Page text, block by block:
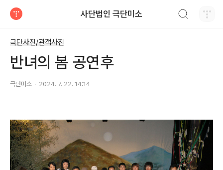
사단법인 극단미소
극단사진/관객사진
반녀의 봄 공연후
극단미소 2024. 7. 22. 14:14